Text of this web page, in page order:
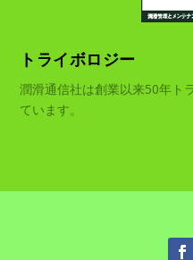
トライボロジー
潤滑通信社は創業以来50年ト
ています。